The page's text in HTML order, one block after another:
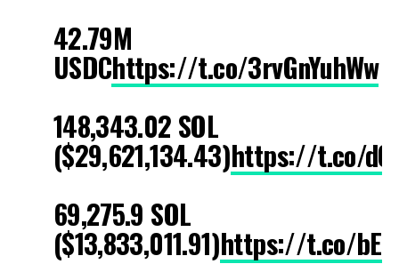
42.79M
USDChttps://t.co/3rvGnYuhWw
148,343.02 SOL
($29,621,134.43)https://t.co/
69,275.9 SOL
($13,833,011.91)https://t.co/